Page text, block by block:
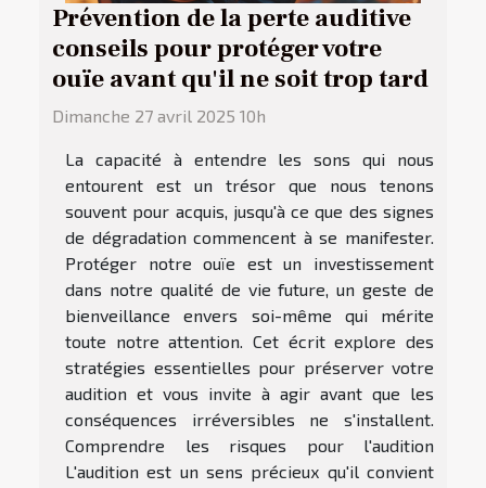
Prévention de la perte auditive
conseils pour protéger votre
ouïe avant qu'il ne soit trop tard
Dimanche 27 avril 2025 10h
La capacité à entendre les sons qui nous
entourent est un trésor que nous tenons
souvent pour acquis, jusqu'à ce que des signes
de dégradation commencent à se manifester.
Protéger notre ouïe est un investissement
dans notre qualité de vie future, un geste de
bienveillance envers soi-même qui mérite
toute notre attention. Cet écrit explore des
stratégies essentielles pour préserver votre
audition et vous invite à agir avant que les
conséquences irréversibles ne s'installent.
Comprendre les risques pour l'audition
L'audition est un sens précieux qu'il convient